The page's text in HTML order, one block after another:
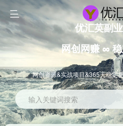
优汇英副
网创网赚 ∞
网创资源&实战项目&365天稳定
输入关键词搜索